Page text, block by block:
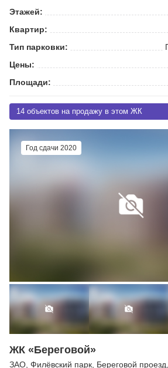
Этажей:
Квартир:
Тип парковки:
Цены:
Площади:
14 объектов на продажу в этом ЖК
Год сдачи 2020
ЖК «Береговой»
ЗАО Филёвский парк Береговой проезд